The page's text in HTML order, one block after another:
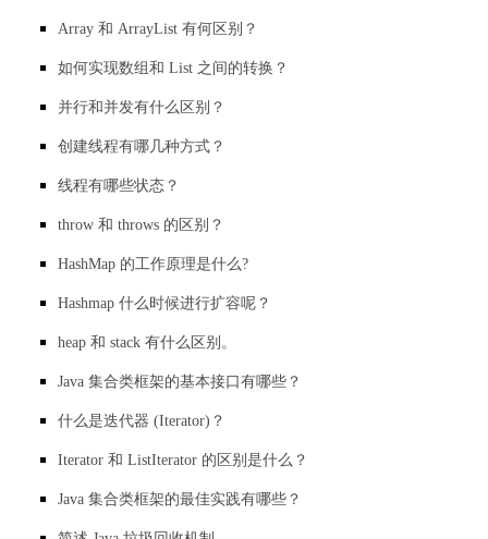
Array 和 ArrayList 有何区别？
如何实现数组和 List 之间的转换？
并行和并发有什么区别？
创建线程有哪几种方式？
线程有哪些状态？
throw 和 throws 的区别？
HashMap 的工作原理是什么?
Hashmap 什么时候进行扩容呢？
heap 和 stack 有什么区别。
Java 集合类框架的基本接口有哪些？
什么是迭代器 (Iterator)？
Iterator 和 ListIterator 的区别是什么？
Java 集合类框架的最佳实践有哪些？